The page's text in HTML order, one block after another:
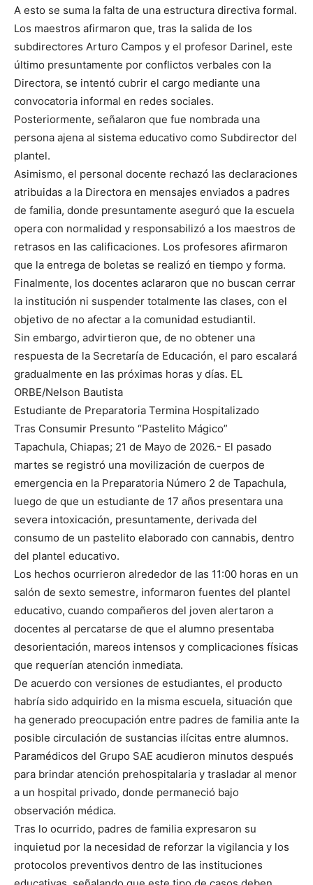
A esto se suma la falta de una estructura directiva formal.
Los maestros afirmaron que, tras la salida de los
subdirectores Arturo Campos y el profesor Darinel, este
último presuntamente por conflictos verbales con la
Directora, se intentó cubrir el cargo mediante una
convocatoria informal en redes sociales.
Posteriormente, señalaron que fue nombrada una
persona ajena al sistema educativo como Subdirector del
plantel.
Asimismo, el personal docente rechazó las declaraciones
atribuidas a la Directora en mensajes enviados a padres
de familia, donde presuntamente aseguró que la escuela
opera con normalidad y responsabilizó a los maestros de
retrasos en las calificaciones. Los profesores afirmaron
que la entrega de boletas se realizó en tiempo y forma.
Finalmente, los docentes aclararon que no buscan cerrar
la institución ni suspender totalmente las clases, con el
objetivo de no afectar a la comunidad estudiantil.
Sin embargo, advirtieron que, de no obtener una
respuesta de la Secretaría de Educación, el paro escalará
gradualmente en las próximas horas y días. EL
ORBE/Nelson Bautista
Estudiante de Preparatoria Termina Hospitalizado
Tras Consumir Presunto “Pastelito Mágico”
Tapachula, Chiapas; 21 de Mayo de 2026.- El pasado
martes se registró una movilización de cuerpos de
emergencia en la Preparatoria Número 2 de Tapachula,
luego de que un estudiante de 17 años presentara una
severa intoxicación, presuntamente, derivada del
consumo de un pastelito elaborado con cannabis, dentro
del plantel educativo.
Los hechos ocurrieron alrededor de las 11:00 horas en un
salón de sexto semestre, informaron fuentes del plantel
educativo, cuando compañeros del joven alertaron a
docentes al percatarse de que el alumno presentaba
desorientación, mareos intensos y complicaciones físicas
que requerían atención inmediata.
De acuerdo con versiones de estudiantes, el producto
habría sido adquirido en la misma escuela, situación que
ha generado preocupación entre padres de familia ante la
posible circulación de sustancias ilícitas entre alumnos.
Paramédicos del Grupo SAE acudieron minutos después
para brindar atención prehospitalaria y trasladar al menor
a un hospital privado, donde permaneció bajo
observación médica.
Tras lo ocurrido, padres de familia expresaron su
inquietud por la necesidad de reforzar la vigilancia y los
protocolos preventivos dentro de las instituciones